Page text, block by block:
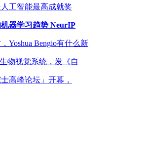
工智能最高成就奖
器学习趋势 NeurIP
Yoshua Bengio有什么新
物视觉系统，发《自
高峰论坛」开幕，